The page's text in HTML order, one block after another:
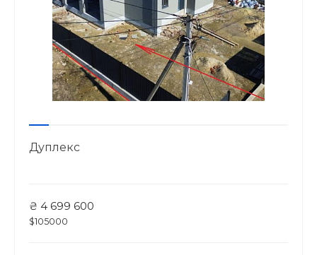
Дуплекс
₴ 4 699 600
$105000